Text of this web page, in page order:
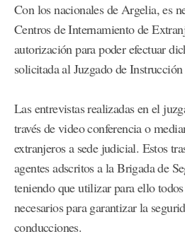
Con los nacionales de Argelia, es
Centros de Internamiento de
autorización para poder efectuar
solicitada al Juzgado de
Las entrevistas realizadas en el
través de video conferencia o
extranjeros a sede judicial. Estos
agentes adscritos a la Brigada de
teniendo que utilizar para ello
necesarios para garantizar la
conducciones.